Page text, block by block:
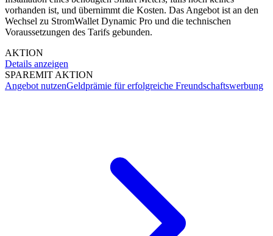
vorhanden ist, und übernimmt die Kosten. Das Angebot ist an den
Wechsel zu StromWallet Dynamic Pro und die technischen
Voraussetzungen des Tarifs gebunden.
AKTION
Details anzeigen
SPAREMIT AKTION
Angebot nutzenGeldprämie für erfolgreiche Freundschaftswerbung